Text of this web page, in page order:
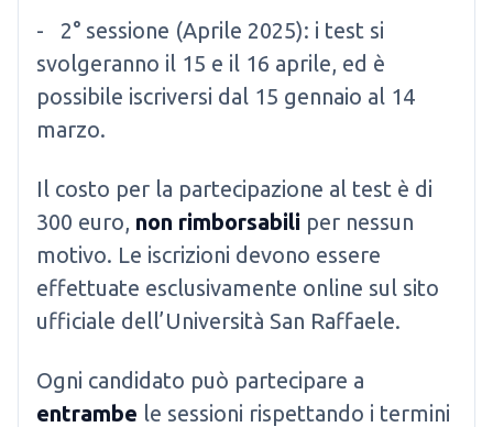
- 2° sessione (Aprile 2025): i test si
svolgeranno il 15 e il 16 aprile, ed è
possibile iscriversi dal 15 gennaio al 14
marzo.
Il costo per la partecipazione al test è di
300 euro, non rimborsabili per nessun
motivo. Le iscrizioni devono essere
effettuate esclusivamente online sul sito
ufficiale dell’Università San Raffaele.
Ogni candidato può partecipare a
entrambe le sessioni rispettando i termini